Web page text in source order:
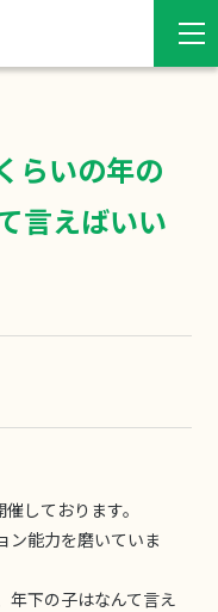
らいの年の
言えばいい
しております。
ン能力を磨いていま
年下の子はなんて言え